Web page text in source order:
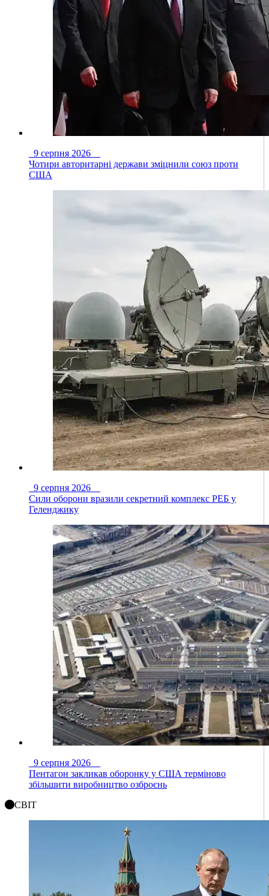
9 серпня 2026
Чотири авторитарні держави зміцнили союз проти
США
9 серпня 2026
Сили оборони вразили секретний комплекс РЕБ у
Геленджику
9 серпня 2026
Пентагон закликав оборонку у США терміново
збільшити виробництво озброєнь
СВІТ